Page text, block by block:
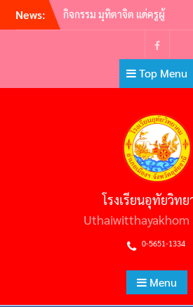
Skip
to
News:
กิจกรรม มุทิตาจิต แด่ครูผู้
เกษียณอายุราชการ ประจำปี
2565 | ครูผู้พากเพียร เกษียณสู่
กิจกรรมอ.ท.ว. เกมส์ (U.T.W.
GAMES) 2565
ต้อนรับคณะศึกษาดูงาน คณะผู้
บริหารสถานศึกษามัธยมศึกษา
สหวิทยาเขตประโคนชัย
พิธีถวายราชสักการะวันพ่อขุน
รามคำแหงมหาราช และวัน
ยุทธหัตถีสมเด็จพระนเรศวร
Top Menu
โรงเรียนอุทัยวิท
Uthaiwitthayakhom
0-5651-1334
Menu